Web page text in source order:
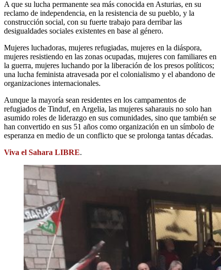
A que su lucha permanente sea más conocida en Asturias, en su
reclamo de independencia, en la resistencia de su pueblo, y la
construcción social, con su fuerte trabajo para derribar las
desigualdades sociales existentes en base al género.
Mujeres luchadoras, mujeres refugiadas, mujeres en la diáspora,
mujeres resistiendo en las zonas ocupadas, mujeres con familiares en
la guerra, mujeres luchando por la liberación de los presos políticos;
una lucha feminista atravesada por el colonialismo y el abandono de
organizaciones internacionales.
Aunque la mayoría sean residentes en los campamentos de
refugiados de Tinduf, en Argelia, las mujeres saharauis no solo han
asumido roles de liderazgo en sus comunidades, sino que también se
han convertido en sus 51 años como organización en un símbolo de
esperanza en medio de un conflicto que se prolonga tantas décadas.
Viva el Sahara LIBRE.